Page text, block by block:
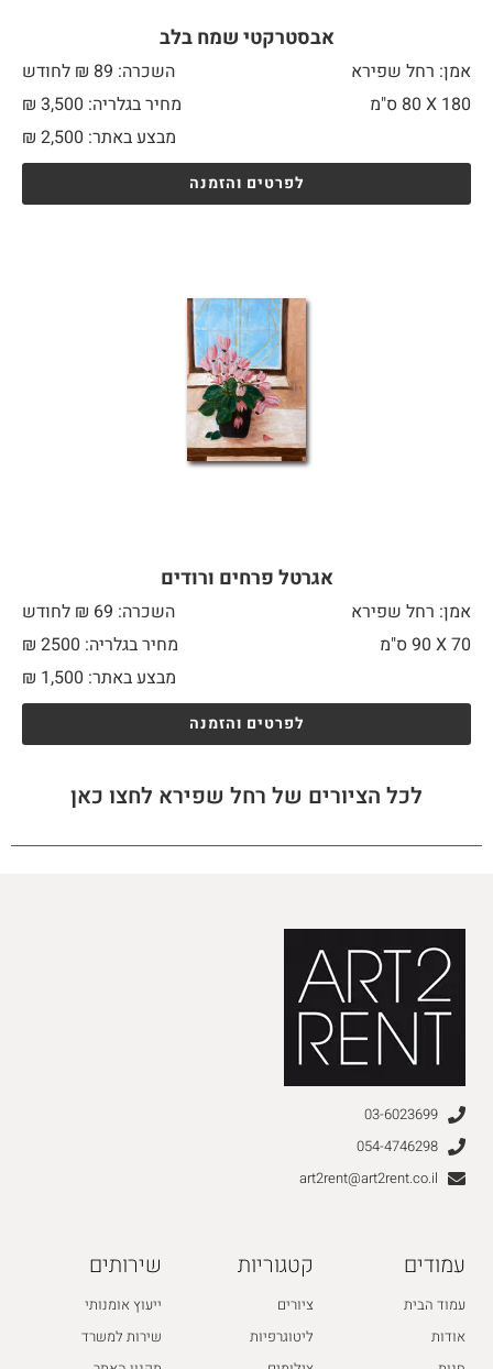
אבסטרקטי שמח בלב
אמן: רחל שפירא
השכרה: 89 ₪ לחודש
180 X
מחיר בגלריה: 3,500 ₪
מבצע באתר:
₪ 2,500
לפרטים והזמנה
אגרטל פרחים ורודים
אמן: רחל שפירא
השכרה: 69 ₪ לחודש
70 X
מחיר בגלריה: 2500 ₪
מבצע באתר:
₪ 1,500
לפרטים והזמנה
לכל הציורים של רחל שפירא לחצו כאן
03-6023699
054-4746298
art2rent@art2rent.co.il
עמודים
עמוד הבית
אודות
קטגוריות
ציורים
ליטוגרפיות
שירותים
ייעוץ אומנותי
שירות למשרד